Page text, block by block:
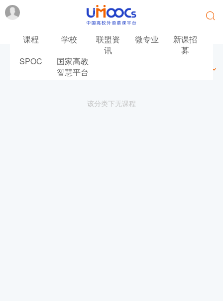
课程 学校
联盟资
讯
微专业
新课招
募
SPOC
国家高教
智慧平台
该分类下无课程